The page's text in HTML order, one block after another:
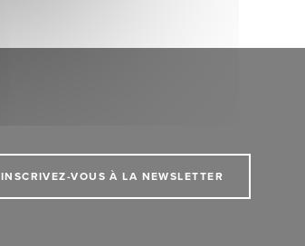
INSCRIVEZ-VOUS À LA NEWSLETTER